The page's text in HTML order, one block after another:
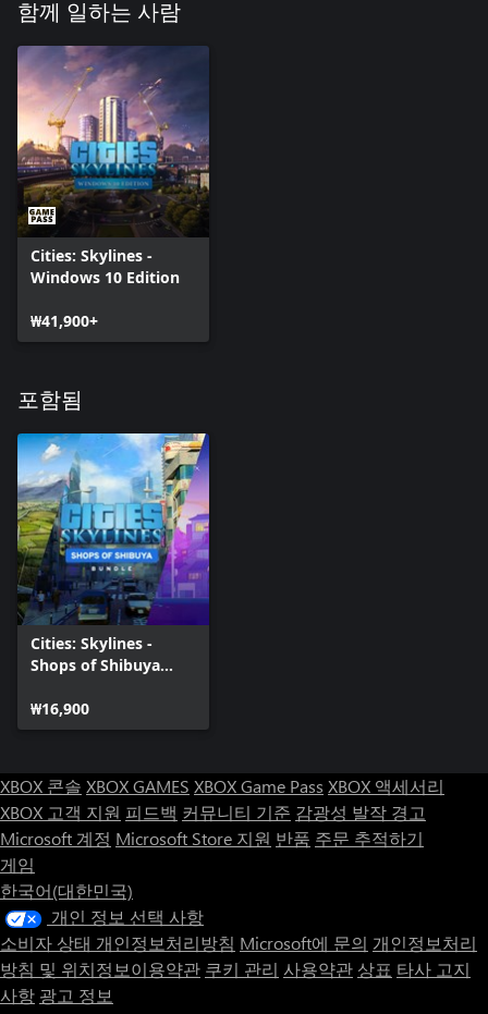
함께 일하는 사람
Cities: Skylines -
Windows 10 Edition
₩41,900+
포함됨
Cities: Skylines -
Shops of Shibuya
₩16,900
XBOX 콘솔 XBOX GAMES XBOX Game Pass XBOX 액세서리
XBOX 고객 지원 피드백 커뮤니티 기준 감광성 발작 경고
Microsoft 계정 Microsoft Store 지원 반품 주문 추적하기
게임
한국어(대한민국)
개인 정보 선택 사항
소비자 상태 개인정보처리방침 Microsoft에 문의 개인정보처리
방침 및 위치정보이용약관 쿠키 관리 사용약관 상표 타사 고지
사항 광고 정보